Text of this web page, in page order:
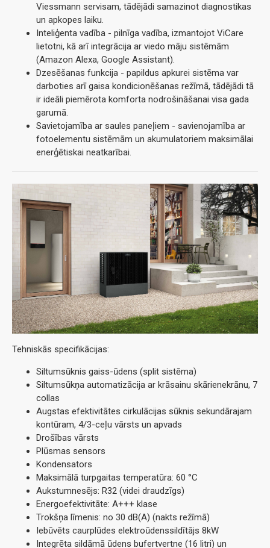
Viessmann servisam, tādējādi samazinot diagnostikas
un apkopes laiku.
Inteliģenta vadība - pilnīga vadība, izmantojot ViCare
lietotni, kā arī integrācija ar viedo māju sistēmām
(Amazon Alexa, Google Assistant).
Dzesēšanas funkcija - papildus apkurei sistēma var
darboties arī gaisa kondicionēšanas režīmā, tādējādi tā
ir ideāli piemērota komforta nodrošināšanai visa gada
garumā.
Savietojamība ar saules paneļiem - savienojamība ar
fotoelementu sistēmām un akumulatoriem maksimālai
enerģētiskai neatkarībai.
Tehniskās specifikācijas:
Siltumsūknis gaiss-ūdens (split sistēma)
Siltumsūkņa automatizācija ar krāsainu skārienekrānu, 7
collas
Augstas efektivitātes cirkulācijas sūknis sekundārajam
kontūram, 4/3-ceļu vārsts un apvads
Drošības vārsts
Plūsmas sensors
Kondensators
Maksimālā turpgaitas temperatūra: 60 °C
Aukstumnesējs: R32 (videi draudzīgs)
Energoefektivitāte: A+++ klase
Trokšņa līmenis: no 30 dB(A) (nakts režīmā)
Iebūvēts caurplūdes elektroūdenssildītājs 8kW
Integrēta sildāmā ūdens bufertvertne (16 litri) un